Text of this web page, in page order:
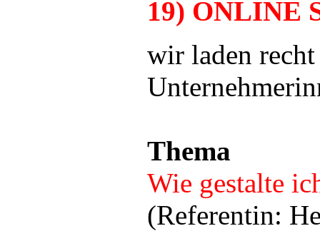
19) ONLINE
wir laden
Thema
Wie gestalte
(Referentin: